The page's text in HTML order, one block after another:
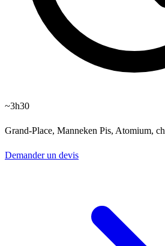
~3h30
Grand-Place, Manneken Pis, Atomium,
Demander un devis